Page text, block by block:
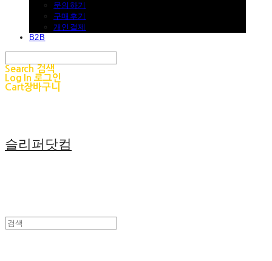
문의하기
구매후기
개인결제
B2B
Search 검색
Log In 로그인
Cart장바구니
슬리퍼닷컴